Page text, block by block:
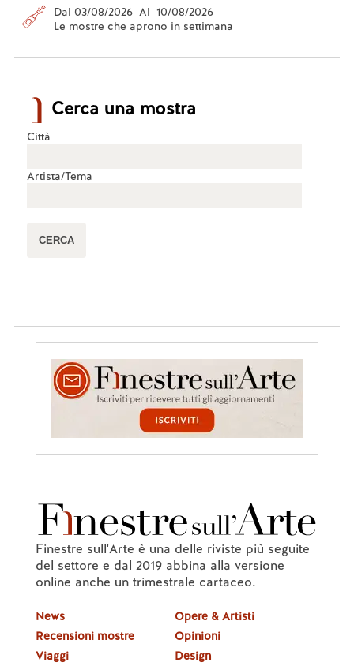
Dal 03/08/2026 Al 10/08/2026
Le mostre che aprono in settimana
Cerca una mostra
Città
Artista/Tema
Finestre sull'Arte è una delle riviste più seguite
del settore e dal 2019 abbina alla versione
online anche un trimestrale cartaceo.
News
Recensioni mostre
Viaggi
Opere & Artisti
Opinioni
Design